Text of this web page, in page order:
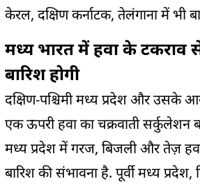
केरल, दक्षिण कर्नाटक, तेलंगाना में भी
मध्य भारत में हवा के टकराव से
बारिश होगी
दक्षिण-पश्चिमी मध्य प्रदेश और उसके
एक ऊपरी हवा का चक्रवाती सर्कुलेशन
मध्य प्रदेश में गरज, बिजली और तेज़
बारिश की संभावना है. पूर्वी मध्य